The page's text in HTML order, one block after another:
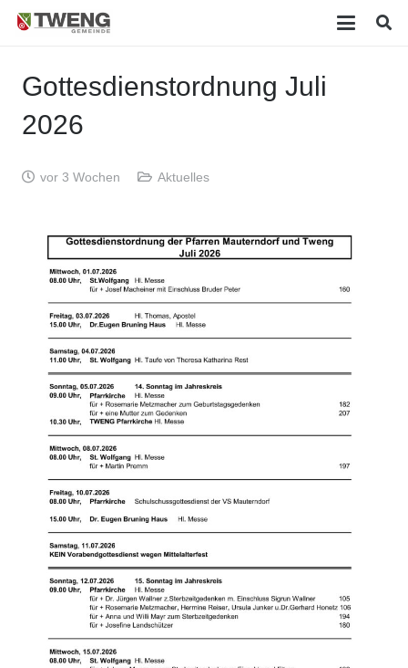
Gottesdienstordnung Juli
2026
vor 3 Wochen Aktuelles